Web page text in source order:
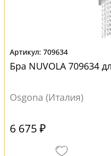
709634
Бра NUVOLA 709634
Osgona (Италия)
6 675 ₽